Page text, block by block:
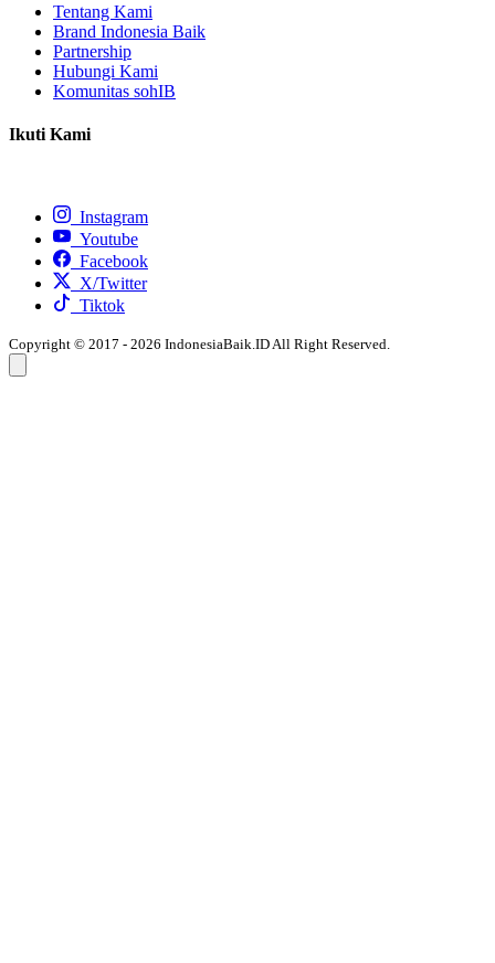
Tentang Kami
Brand Indonesia Baik
Partnership
Hubungi Kami
Komunitas sohIB
Ikuti Kami
Instagram
Youtube
Facebook
X/Twitter
Tiktok
Copyright © 2017 - 2026 IndonesiaBaik.ID All Right Reserved.